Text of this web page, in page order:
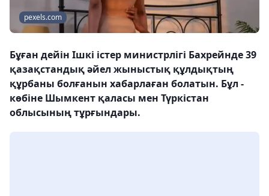
pexels.com
Бұған дейін Ішкі істер министрлігі Бахрейнде 39
қазақстандық әйел жыныстық құлдықтың
құрбаны болғанын хабарлаған болатын. Бұл -
көбіне Шымкент қаласы мен Түркістан
облысының тұрғындары.